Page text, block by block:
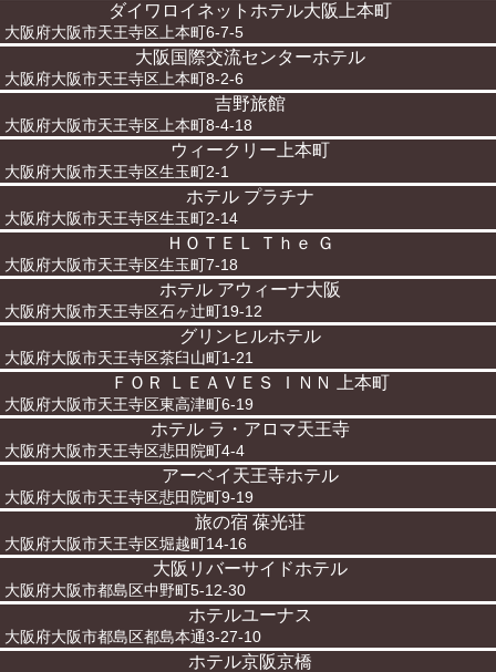
ダイワロイネットホテル大阪上本町
大阪府大阪市天王寺区上本町6-7-5
大阪国際交流センターホテル
大阪府大阪市天王寺区上本町8-2-6
吉野旅館
大阪府大阪市天王寺区上本町8-4-18
ウィークリー上本町
大阪府大阪市天王寺区生玉町2-1
ホテル プラチナ
大阪府大阪市天王寺区生玉町2-14
ＨＯＴＥＬ Ｔｈｅ Ｇ
大阪府大阪市天王寺区生玉町7-18
ホテル アウィーナ大阪
大阪府大阪市天王寺区石ヶ辻町19-12
グリンヒルホテル
大阪府大阪市天王寺区茶臼山町1-21
ＦＯＲ ＬＥＡＶＥＳ ＩＮＮ 上本町
大阪府大阪市天王寺区東高津町6-19
ホテル ラ・アロマ天王寺
大阪府大阪市天王寺区悲田院町4-4
アーベイ天王寺ホテル
大阪府大阪市天王寺区悲田院町9-19
旅の宿 葆光荘
大阪府大阪市天王寺区堀越町14-16
大阪リバーサイドホテル
大阪府大阪市都島区中野町5-12-30
ホテルユーナス
大阪府大阪市都島区都島本通3-27-10
ホテル京阪京橋